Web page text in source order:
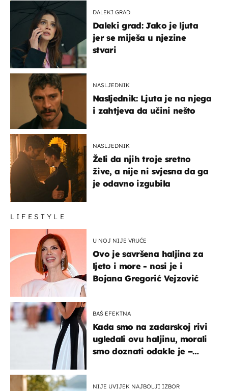
DALEKI GRAD
Daleki grad: Jako je ljuta
jer se miješa u njezine
stvari
NASLJEDNIK
Nasljednik: Ljuta je na njega
i zahtjeva da učini nešto
NASLJEDNIK
Želi da njih troje sretno
žive, a nije ni svjesna da ga
je odavno izgubila
LIFESTYLE
U NOJ NIJE VRUĆE
Ovo je savršena haljina za
ljeto i more - nosi je i
Bojana Gregorić Vejzović
BAŠ EFEKTNA
Kada smo na zadarskoj rivi
ugledali ovu haljinu, morali
smo doznati odakle je –
NIJE UVIJEK NAJBOLJI IZBOR